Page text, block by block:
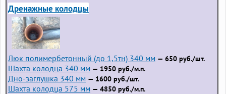
Дренажные колодцы
Люк полимербетонный (до 1,5тн) 340 мм — 650 руб./шт.
Шахта колодца 340 мм — 1950 руб./м.п.
Дно-заглушка 340 мм — 1600 руб./шт.
Шахта колодца 575 мм — 4850 руб./м.п.